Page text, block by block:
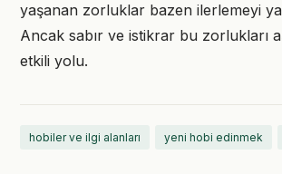
yaşanan zorluklar bazen ilerlemeyi
Ancak sabır ve istikrar bu zorlukları
etkili yolu.
hobiler ve ilgi alanları yeni hobi edinmek